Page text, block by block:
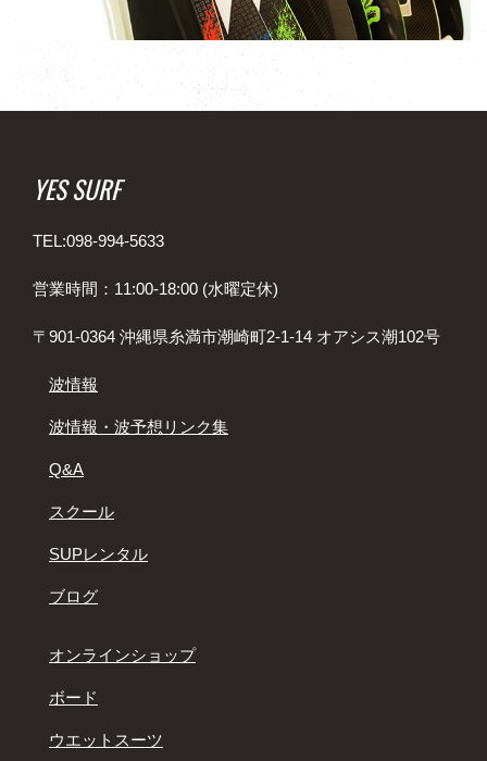
YES SURF
TEL:098-994-5633
営業時間：11:00-18:00 (水曜定休)
〒901-0364 沖縄県糸満市潮崎町2-1-14 オアシス潮102号
波情報
波情報・波予想リンク集
Q&A
スクール
SUPレンタル
ブログ
オンラインショップ
ボード
ウエットスーツ